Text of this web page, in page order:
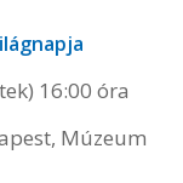
16:00 óra
Múzeum